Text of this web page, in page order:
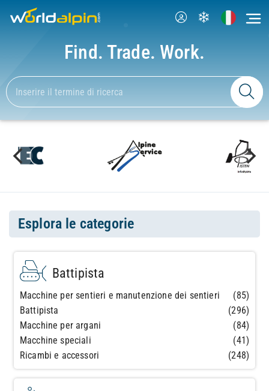
Find. Trade. Work.
Esplora le categorie
Battipista
Macchine per sentieri e manutenzione dei sentieri
(85)
Battipista
(296)
Macchine per argani
(84)
Macchine speciali
(41)
Ricambi e accessori
(248)